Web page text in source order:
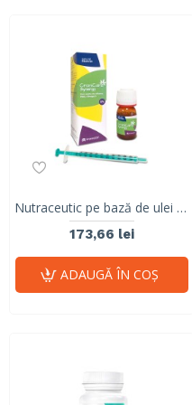
Nutraceutic pe bază de ulei de cânepă, CRONICARE SYNERGY 5%, 10 ml
173,66 lei
ADAUGĂ ÎN COŞ